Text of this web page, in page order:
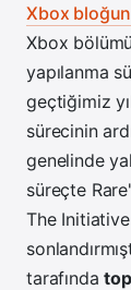
Xbox
Xbox
yapılanma
geçtiğimiz
sürecinin
genelinde
süreçte
The
tarafında